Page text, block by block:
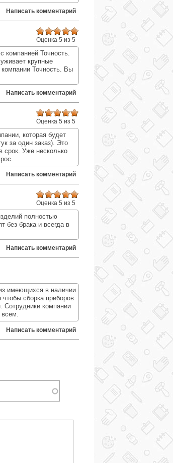
Написать комментарий
Оценка 5 из 5
компанией Точность.
крупные
Точность. Вы
Написать комментарий
Оценка 5 из 5
которая будет
за один заказ). Это
срок. Уже несколько
Написать комментарий
Оценка 5 из 5
полностью
без брака и всегда в
Написать комментарий
имеющихся в наличии
сборка приборов
Сотрудники компании
Написать комментарий